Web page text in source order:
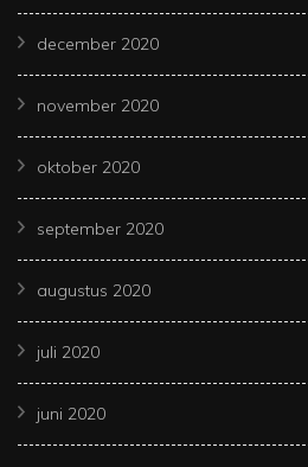
december 2020
november 2020
oktober 2020
september 2020
augustus 2020
juli 2020
juni 2020